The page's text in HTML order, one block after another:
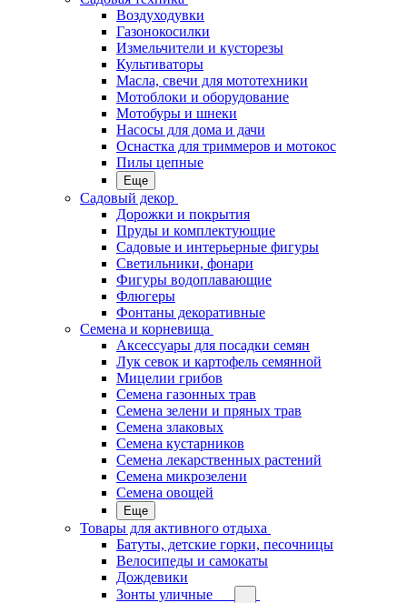
Воздуходувки
Газонокосилки
Измельчители и кусторезы
Культиваторы
Масла, свечи для мототехники
Мотоблоки и оборудование
Мотобуры и шнеки
Насосы для дома и дачи
Оснастка для триммеров и мотокос
Пилы цепные
Еще
Садовый декор
Дорожки и покрытия
Пруды и комплектующие
Садовые и интерьерные фигуры
Светильники, фонари
Фигуры водоплавающие
Флюгеры
Фонтаны декоративные
Семена и корневища
Аксессуары для посадки семян
Лук севок и картофель семянной
Мицелии грибов
Семена газонных трав
Семена зелени и пряных трав
Семена злаковых
Семена кустарников
Семена лекарственных растений
Семена микрозелени
Семена овощей
Еще
Товары для активного отдыха
Батуты, детские горки, песочницы
Велосипеды и самокаты
Дождевики
Зонты уличные